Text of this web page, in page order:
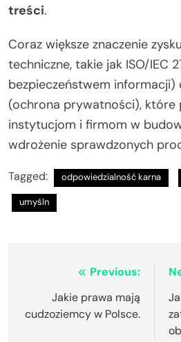
treści.
Coraz większe znaczenie
techniczne, takie jak ISO/IEC
bezpieczeństwem informacji)
(ochrona prywatności), które
instytucjom i firmom w
wdrożenie sprawdzonych
Tagged: odpowiedzialność karna
umyśln
Nawigacja
wpisu
Previous:
Jakie prawa mają
cudzoziemcy w Polsce.